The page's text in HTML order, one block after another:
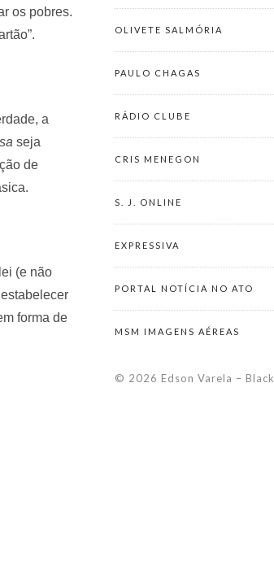
os pobres.
a
seja
de
(e não
forma de
OLIVETE SALMÓRIA
PAULO CHAGAS
RÁDIO CLUBE
CRIS MENEGON
S. J. ONLINE
EXPRESSIVA
PORTAL NOTÍCIA NO ATO
MSM IMAGENS AÉREAS
© 2026 Edson Varela –